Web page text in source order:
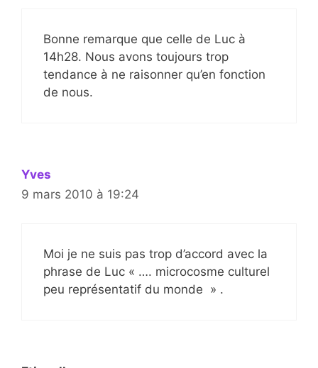
Bonne remarque que celle de Luc à
14h28. Nous avons toujours trop
tendance à ne raisonner qu’en fonction
de nous.
Yves
9 mars 2010 à 19:24
Moi je ne suis pas trop d’accord avec la
phrase de Luc « …. microcosme culturel
peu représentatif du monde » .